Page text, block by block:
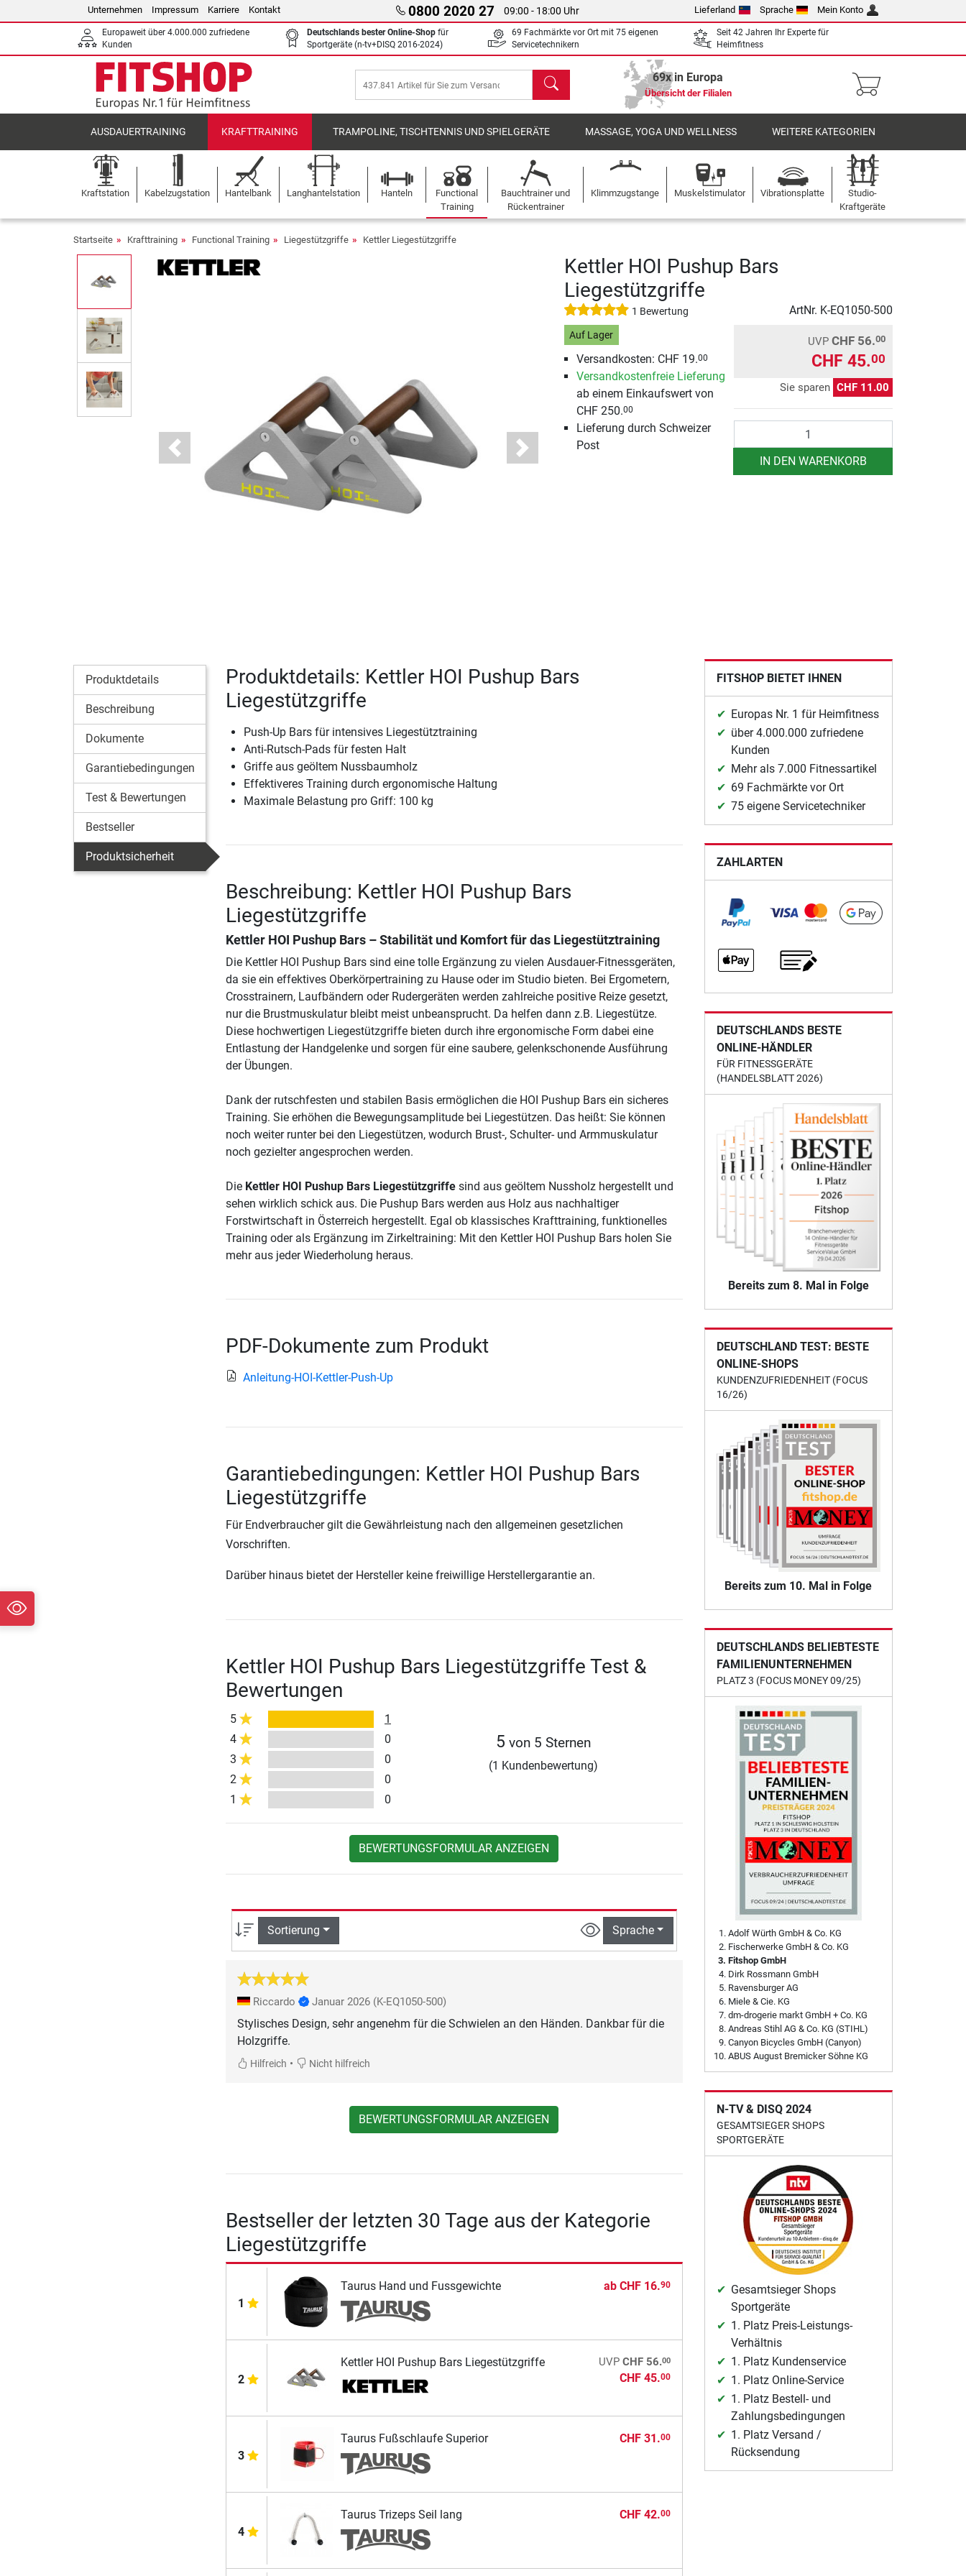
Unternehmen Impressum Karriere Kontakt 0800 2020 27 09:00 - 18:00 Uhr Lieferland Sprache Mein Konto
Europaweit über 4.000.000 zufriedene
Kunden
Deutschlands bester Online-Shop für
Sportgeräte (n-tv+DISQ 2016-2024)
69 Fachmärkte vor Ort mit 75 eigenen
Servicetechnikern
Seit 42 Jahren Ihr Experte für
Heimfitness
Suchen 69x in Europa
Übersicht der Filialen
AUSDAUERTRAINING KRAFTTRAINING TRAMPOLINE, TISCHTENNIS UND SPIELGERÄTE MASSAGE, YOGA UND WELLNESS WEITERE KATEGORIEN
Kraftstation Kabelzugstation Hantelbank Langhantelstation Hanteln
Functional
Training
Bauchtrainer und
Rückentrainer
Klimmzugstange Muskelstimulator Vibrationsplatte
Studio-
Kraftgeräte
Startseite Krafttraining Functional Training Liegestützgriffe Kettler Liegestützgriffe
Previous Next
Kettler HOI Pushup Bars
Liegestützgriffe
1 Bewertung ArtNr. K-EQ1050-500
Auf Lager
Versandkosten: CHF 19.00
Versandkostenfreie Lieferung
ab einem Einkaufswert von
CHF 250.00
Lieferung durch Schweizer
Post
UVP CHF 56.00
CHF 45.00
Sie sparen CHF 11.00
IN DEN WARENKORB
Produktdetails
Beschreibung
Dokumente
Garantiebedingungen
Test & Bewertungen
Bestseller
Produktsicherheit
Produktdetails: Kettler HOI Pushup Bars
Liegestützgriffe
Push-Up Bars für intensives Liegestütztraining
Anti-Rutsch-Pads für festen Halt
Griffe aus geöltem Nussbaumholz
Effektiveres Training durch ergonomische Haltung
Maximale Belastung pro Griff: 100 kg
Beschreibung: Kettler HOI Pushup Bars
Liegestützgriffe
Kettler HOI Pushup Bars – Stabilität und Komfort für das Liegestütztraining
Die Kettler HOI Pushup Bars sind eine tolle Ergänzung zu vielen Ausdauer-Fitnessgeräten,
da sie ein effektives Oberkörpertraining zu Hause oder im Studio bieten. Bei Ergometern,
Crosstrainern, Laufbändern oder Rudergeräten werden zahlreiche positive Reize gesetzt,
nur die Brustmuskulatur bleibt meist unbeansprucht. Da helfen dann z.B. Liegestütze.
Diese hochwertigen Liegestützgriffe bieten durch ihre ergonomische Form dabei eine
Entlastung der Handgelenke und sorgen für eine saubere, gelenkschonende Ausführung
der Übungen.
Dank der rutschfesten und stabilen Basis ermöglichen die HOI Pushup Bars ein sicheres
Training. Sie erhöhen die Bewegungsamplitude bei Liegestützen. Das heißt: Sie können
noch weiter runter bei den Liegestützen, wodurch Brust-, Schulter- und Armmuskulatur
noch gezielter angesprochen werden.
Die Kettler HOI Pushup Bars Liegestützgriffesind aus geöltem Nussholz hergestellt und
sehen wirklich schick aus. Die Pushup Bars werden aus Holz aus nachhaltiger
Forstwirtschaft in Österreich hergestellt. Egal ob klassisches Krafttraining, funktionelles
Training oder als Ergänzung im Zirkeltraining: Mit den Kettler HOI Pushup Bars holen Sie
mehr aus jeder Wiederholung heraus.
PDF-Dokumente zum Produkt
Anleitung-HOI-Kettler-Push-Up
Garantiebedingungen: Kettler HOI Pushup Bars
Liegestützgriffe
Für Endverbraucher gilt die Gewährleistung nach den allgemeinen gesetzlichen
Vorschriften.
Darüber hinaus bietet der Hersteller keine freiwillige Herstellergarantie an.
Kettler HOI Pushup Bars Liegestützgriffe Test &
Bewertungen
5
1
4
0
3
0
2
0
1
0
5 von 5 Sternen
(1 Kundenbewertung)
BEWERTUNGSFORMULAR ANZEIGEN
Sortierung Sprache
Riccardo Januar 2026 (K-EQ1050-500)
Stylisches Design, sehr angenehm für die Schwielen an den Händen. Dankbar für die
Holzgriffe.
Hilfreich • Nicht hilfreich
BEWERTUNGSFORMULAR ANZEIGEN
Bestseller der letzten 30 Tage aus der Kategorie
Liegestützgriffe
1
Taurus Hand und Fussgewichte abCHF 16.90
2
Kettler HOI Pushup Bars Liegestützgriffe UVP CHF 56.00
CHF 45.00
3
Taurus Fußschlaufe Superior CHF 31.00
4
Taurus Trizeps Seil lang CHF 42.00
FITSHOP BIETET IHNEN
Europas Nr. 1 für Heimfitness
über 4.000.000 zufriedene
Kunden
Mehr als 7.000 Fitnessartikel
69 Fachmärkte vor Ort
75 eigene Servicetechniker
ZAHLARTEN
DEUTSCHLANDS BESTE
ONLINE-HÄNDLER
FÜR FITNESSGERÄTE
(HANDELSBLATT 2026)
Bereits zum 8. Mal in Folge
DEUTSCHLAND TEST: BESTE
ONLINE-SHOPS
KUNDENZUFRIEDENHEIT (FOCUS
16/26)
Bereits zum 10. Mal in Folge
DEUTSCHLANDS BELIEBTESTE
FAMILIENUNTERNEHMEN
PLATZ 3 (FOCUS MONEY 09/25)
Adolf Würth GmbH & Co. KG
Fischerwerke GmbH & Co. KG
Fitshop GmbH
Dirk Rossmann GmbH
Ravensburger AG
Miele & Cie. KG
dm-drogerie markt GmbH + Co. KG
Andreas Stihl AG & Co. KG (STIHL)
Canyon Bicycles GmbH (Canyon)
ABUS August Bremicker Söhne KG
N-TV & DISQ 2024
GESAMTSIEGER SHOPS
SPORTGERÄTE
Gesamtsieger Shops
Sportgeräte
1. Platz Preis-Leistungs-
Verhältnis
1. Platz Kundenservice
1. Platz Online-Service
1. Platz Bestell- und
Zahlungsbedingungen
1. Platz Versand /
Rücksendung